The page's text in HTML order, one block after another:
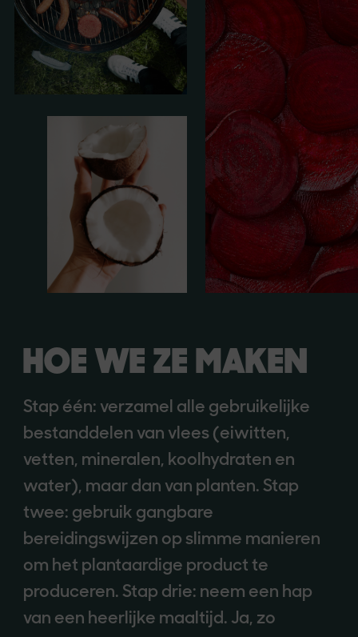
HOE WE ZE MAKEN
Stap één: verzamel alle gebruikelijke
bestanddelen van vlees (eiwitten,
vetten, mineralen, koolhydraten en
water), maar dan van planten. Stap
twee: gebruik gangbare
bereidingswijzen op slimme manieren
om het plantaardige product te
produceren. Stap drie: neem een hap
van een heerlijke maaltijd. Ja, zo